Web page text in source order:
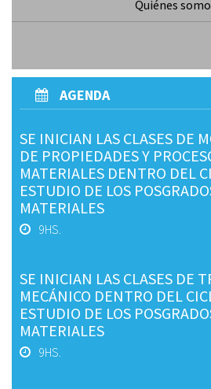
Quiénes
AGENDA
SE INICIAN LAS CLASES DE
DE PROPIEDADES Y
MATERIALES DENTRO DEL
ESTUDIO DE LOS
MATERIALES
9HS.
SE INICIAN LAS CLASES DE
MECÁNICO DENTRO DEL
ESTUDIO DE LOS
MATERIALES
9HS.